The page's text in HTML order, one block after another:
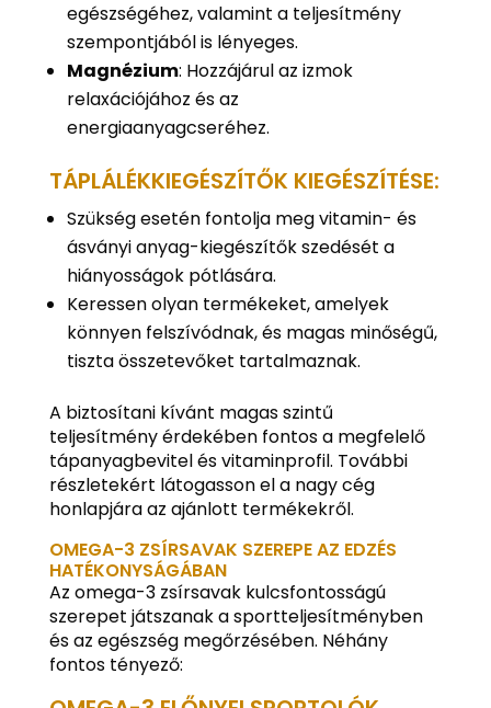
egészségéhez, valamint a teljesítmény
szempontjából is lényeges.
Magnézium: Hozzájárul az izmok
relaxációjához és az
energiaanyagcseréhez.
TÁPLÁLÉKKIEGÉSZÍTŐK KIEGÉSZÍTÉSE:
Szükség esetén fontolja meg vitamin- és
ásványi anyag-kiegészítők szedését a
hiányosságok pótlására.
Keressen olyan termékeket, amelyek
könnyen felszívódnak, és magas minőségű,
tiszta összetevőket tartalmaznak.
A biztosítani kívánt magas szintű
teljesítmény érdekében fontos a megfelelő
tápanyagbevitel és vitaminprofil. További
részletekért látogasson el a nagy cég
honlapjára az ajánlott termékekről.
OMEGA-3 ZSÍRSAVAK SZEREPE AZ EDZÉS
HATÉKONYSÁGÁBAN
Az omega-3 zsírsavak kulcsfontosságú
szerepet játszanak a sportteljesítményben
és az egészség megőrzésében. Néhány
fontos tényező: